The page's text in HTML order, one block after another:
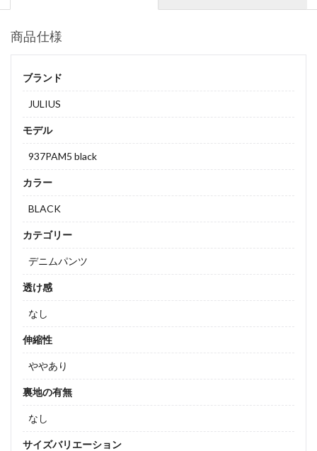
商品仕様
ブランド
JULIUS
モデル
937PAM5 black
カラー
BLACK
カテゴリー
デニムパンツ
透け感
なし
伸縮性
ややあり
裏地の有無
なし
サイズバリエーション